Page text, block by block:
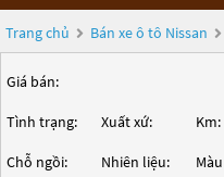
Trang chủ Bán xe ô tô Nissan
Giá bán:
Tình trạng: Xuất xứ: Km:
Chỗ ngồi: Nhiên liệu: